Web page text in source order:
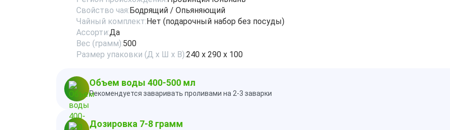
Свойство чая:Бодрящий / Опьяняющий
Чайный комплект:Нет (подарочный набор без посуды)
Ассорти:Да
Вес (грамм):500
Размер упаковки (Д х Ш х В):240 х 290 х 100
Объем воды 400-500 мл
Рекомендуется заваривать проливами на 2-3 заварки
Дозировка 7-8 грамм